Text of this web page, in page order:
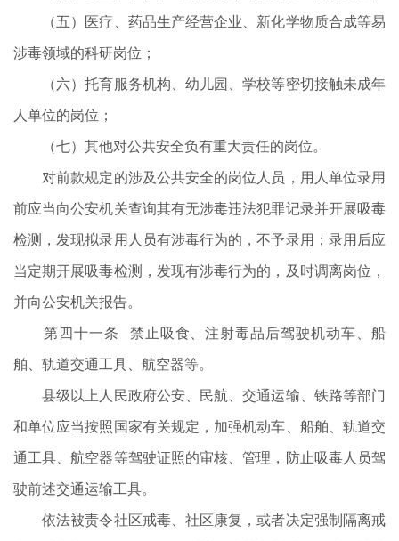
（五）医疗、药品生产经营企业、新化学物质合成等易
涉毒领域的科研岗位；
（六）托育服务机构、幼儿园、学校等密切接触未成年
人单位的岗位；
（七）其他对公共安全负有重大责任的岗位。
对前款规定的涉及公共安全的岗位人员，用人单位录用
前应当向公安机关查询其有无涉毒违法犯罪记录并开展吸毒
检测，发现拟录用人员有涉毒行为的，不予录用；录用后应
当定期开展吸毒检测，发现有涉毒行为的，及时调离岗位，
并向公安机关报告。
第四十一条 禁止吸食、注射毒品后驾驶机动车、船
舶、轨道交通工具、航空器等。
县级以上人民政府公安、民航、交通运输、铁路等部门
和单位应当按照国家有关规定，加强机动车、船舶、轨道交
通工具、航空器等驾驶证照的审核、管理，防止吸毒人员驾
驶前述交通运输工具。
依法被责令社区戒毒、社区康复，或者决定强制隔离戒